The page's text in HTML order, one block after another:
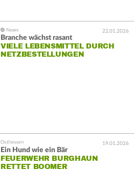
22.01.2026
Branche wächst rasant
VIELE LEBENSMITTEL DURCH
NETZBESTELLUNGEN
19.01.2026
Ein Hund wie ein Bär
FEUERWEHR BURGHAUN
RETTET BOOMER